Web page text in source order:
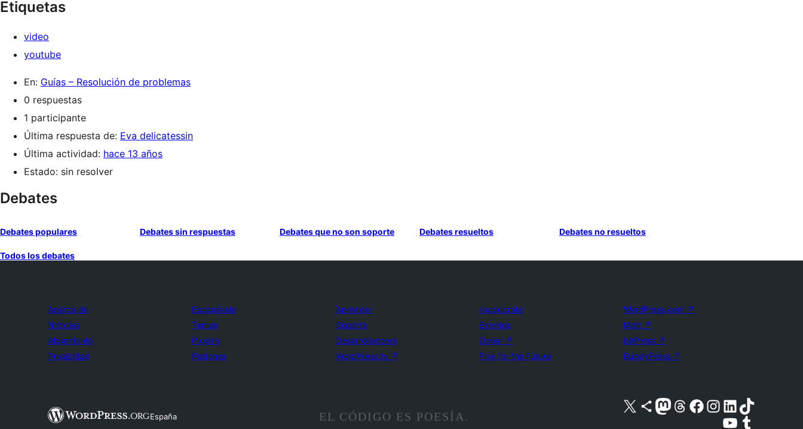
Etiquetas
video
youtube
En: Guías – Resolución de problemas
0 respuestas
1 participante
Última respuesta de: Eva delicatessin
Última actividad: hace 13 años
Estado: sin resolver
Debates
Debates populares Debates sin respuestas Debates que no son soporte Debates resueltos Debates no resueltos
Todos los debates
Acerca de
Noticias
Alojamiento
Privacidad
Escaparate
Temas
Plugins
Patrones
Aprender
Soporte
Desarrolladores
WordPress.tv ↗
Involúcrate
Eventos
Donar ↗
Five for the Future
WordPress.com ↗
Matt ↗
bbPress ↗
BuddyPress ↗
España
Visita nuestra cuenta de X (anteriormente Twitter)
Visita nuestra cuenta de Bluesky
Visita nuestra cuenta de Mastodon
Visita nuestra cuenta de Threads
Visita nuestra página de Facebook
Visita nuestra cuenta de Instagram
Visita nuestra cuenta de LinkedIn
Visita nuestra cuenta de TikTok
Visita nuestro canal de YouTube
Visita nuestra cuenta de Tumblr
EL CÓDIGO ES POESÍA.